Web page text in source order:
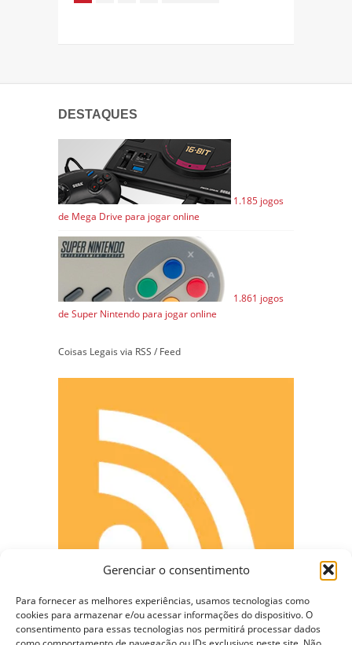
Gerenciar o consentimento
Para fornecer as melhores experiências, usamos tecnologias como
cookies para armazenar e/ou acessar informações do dispositivo. O
consentimento para essas tecnologias nos permitirá processar dados
DESTAQUES
1.185 jogos
de Mega Drive para jogar online
1.861 jogos
de Super Nintendo para jogar online
Coisas Legais via RSS / Feed